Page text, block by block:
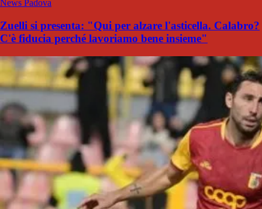
News Padova
Zuelli si presenta: "Qui per alzare l'asticella. Calabro?
C'è fiducia perché lavoriamo bene insieme"